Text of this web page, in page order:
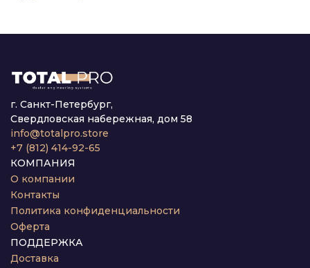
г. Санкт-Петербург,
Свердловская набережная, дом 58
info@totalpro.store
+7 (812) 414-92-65
КОМПАНИЯ
О компании
Контакты
Политика конфиденциальности
Оферта
ПОДДЕРЖКА
Доставка